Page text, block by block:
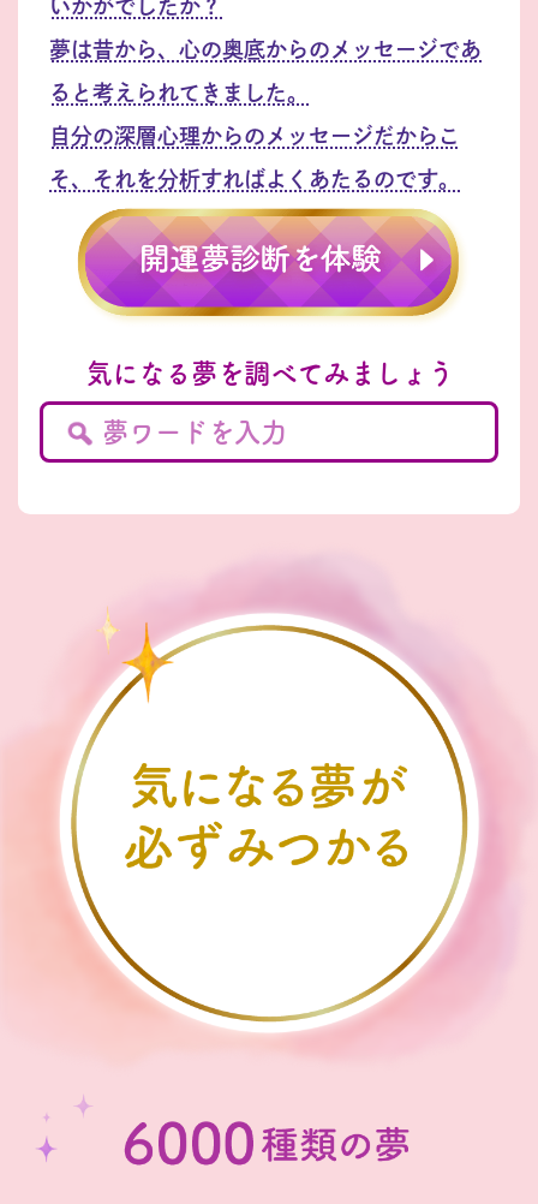
いかがでしたか？
夢は昔から、心の奥底からのメッセージであ
ると考えられてきました。
自分の深層心理からのメッセージだからこ
そ、それを分析すればよくあたるのです。
気になる夢を調べてみましょう